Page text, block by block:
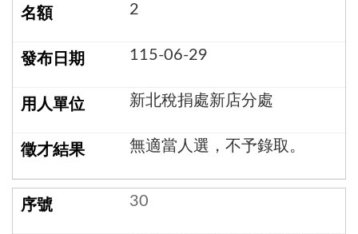
2
115-06-29
新北稅捐處新店分處
無適當人選，不予錄取。
30